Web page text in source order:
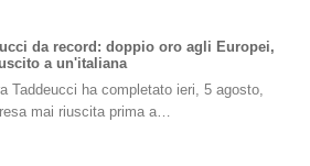
da record: doppio oro agli Europei,
a un'italiana
Taddeucci ha completato ieri, 5 agosto,
mai riuscita prima a…